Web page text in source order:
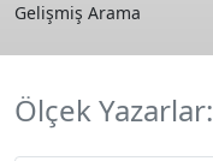
Gelişmiş Arama
Ölçek Yazarlar: